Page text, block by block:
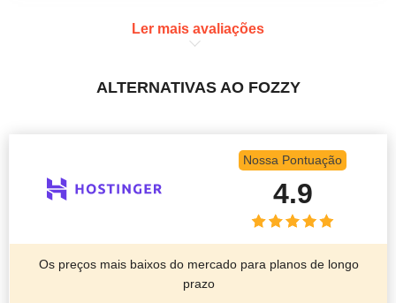
Ler mais avaliações
ALTERNATIVAS AO FOZZY
Nossa Pontuação
4.9
Os preços mais baixos do mercado para planos de longo
prazo